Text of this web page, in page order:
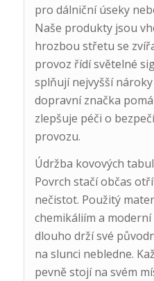
pro dálniční úseky
Naše produkty jsou
hrozbou střetu se
provoz řídí světelné
splňují nejvyšší
dopravní značka
zlepšuje péči o
provozu.
Údržba kovových
Povrch stačí občas
nečistot. Použitý
chemikáliím a
dlouho drží své
na slunci nebledne.
pevně stojí na svém